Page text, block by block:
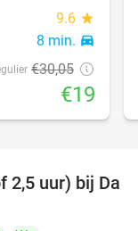
9.6 star
8 min. directions_car
€30,05
€19
30%
2,5 uur) bij Da